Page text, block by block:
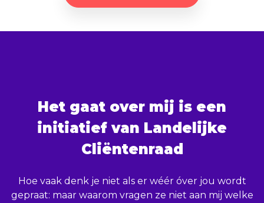
Het gaat over mij is een
initiatief van Landelijke
Cliëntenraad
Hoe vaak denk je niet als er wéér óver jou wordt
gepraat: maar waarom vragen ze niet aan mij welke